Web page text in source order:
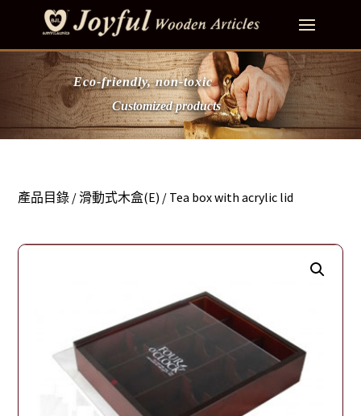
Eco-friendly, non-toxic
Customized products
產品目錄 /滑動式木盒(E) / Tea box with acrylic lid